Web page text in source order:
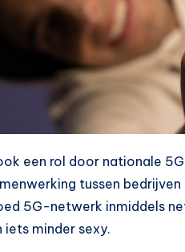
een rol door nationale
tussen
5G-netwerk inmiddels
iets minder sexy.